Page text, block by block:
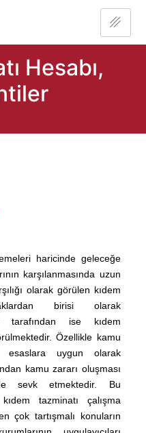
Hesabı,
haricinde geleceğe
karşılanmasında uzun
olarak görülen kıdem
birisi olarak
tarafından ise kıdem
Özellikle kamu
esaslara uygun olarak
kamu zararı oluşması
sevk etmektedir. Bu
tazminatı çalışma
çok tartışmalı konuların